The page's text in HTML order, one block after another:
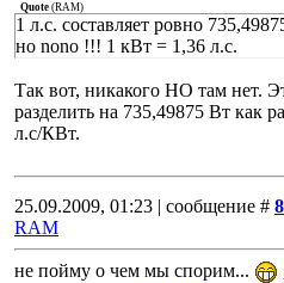
Quote (RAM)
1 л.с. составляет ровно
но nono !!! 1 кВт = 1,36 л.с.
Так вот, никакого НО там нет.
разделить на 735,49875 Вт как
л.с/КВт.
25.09.2009, 01:23 | сообщение #
RAM
не пойму о чем мы спорим...